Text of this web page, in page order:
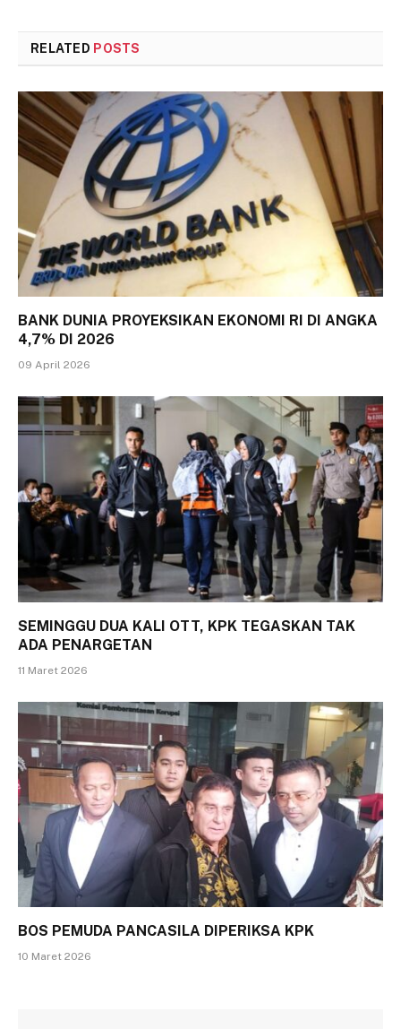
RELATED POSTS
BANK DUNIA PROYEKSIKAN EKONOMI RI DI ANGKA
4,7% DI 2026
09 April 2026
SEMINGGU DUA KALI OTT, KPK TEGASKAN TAK
ADA PENARGETAN
11 Maret 2026
BOS PEMUDA PANCASILA DIPERIKSA KPK
10 Maret 2026